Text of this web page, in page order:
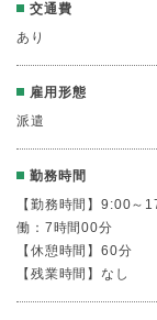
交通費
あり
雇用形態
派遣
勤務時間
【勤務時間】9:00
働：7時間00分
【休憩時間】60分
【残業時間】なし